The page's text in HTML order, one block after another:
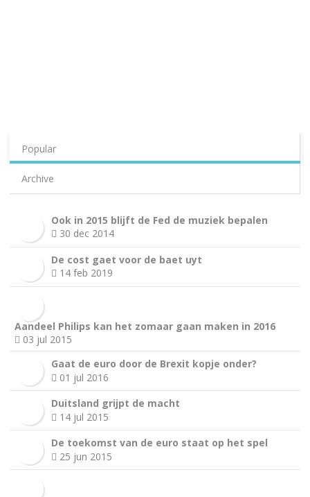
Popular
Archive
Ook in 2015 blijft de Fed de muziek bepalen
30 dec 2014
De cost gaet voor de baet uyt
14 feb 2019
Aandeel Philips kan het zomaar gaan maken in 2016
03 jul 2015
Gaat de euro door de Brexit kopje onder?
01 jul 2016
Duitsland grijpt de macht
14 jul 2015
De toekomst van de euro staat op het spel
25 jun 2015